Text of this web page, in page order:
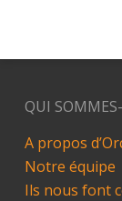
QUI
A propos
Notre équipe
Ils nous font